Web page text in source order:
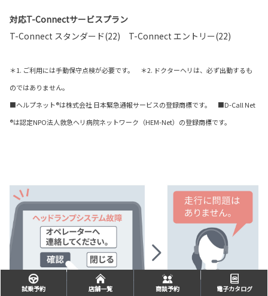
対応T-Connectサービスプラン
T-Connect スタンダード(22) T-Connect エントリー(22)
＊1. ご利用には手動保守点検が必要です。 ＊2. ドクターヘリは、必ず出動するも
のではありません。
■ヘルプネット®は株式会社 日本緊急通報サービスの登録商標です。 ■D-Call Net
®は認定NPO法人救急ヘリ病院ネットワーク（HEM-Net）の登録商標です。
試乗予約 店舗一覧 商談予約 電子カタログ